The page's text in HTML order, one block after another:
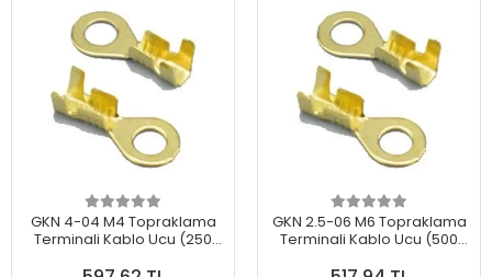
GKN 4-04 M4 Topraklama
Terminali Kablo Ucu (250
GKN 2.5-06 M6 Topraklama
Terminali Kablo Ucu (500